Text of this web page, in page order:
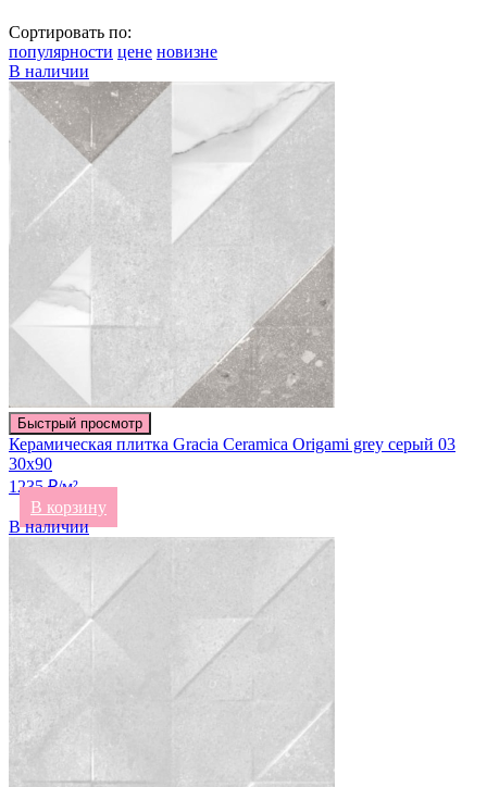
Сортировать по:
популярности цене новизне
В наличии
Быстрый просмотр
Керамическая плитка Gracia Ceramica Origami grey серый 03
30х90
1235 ₽/м²
В корзину
В наличии